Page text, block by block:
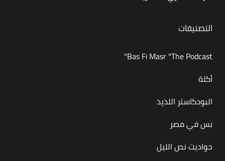
التصنيفات
Bas Fi Masr "The Podcast"
أكلة
البودكاستر اللذيذ
بس في مصر
حواديت نص الليل